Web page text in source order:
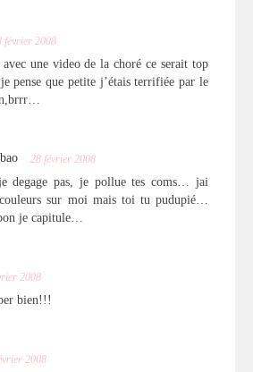
février 2008
une video de la choré ce serait top
pense que petite j’étais terrifiée par le
28 février 2008
degage pas, je pollue tes coms… jai
sur moi mais toi tu pudupié…
je capitule…
2008
bien!!!
2008